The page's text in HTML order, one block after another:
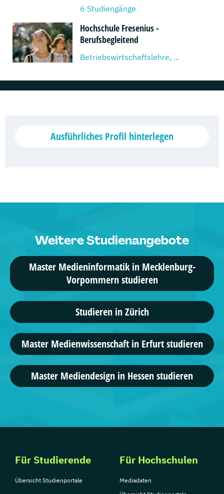
6 Studiengänge
Hochschule Fresenius -
Berufsbegleitend
Betriebswirtschaftslehre, ...
2 Studiengänge
AMD Akademie Mode & Design
Marken- & Kommunikationsdesign, ...
5 Studiengänge
SRH Fernhochschule – The Mobile
University
3 Studiengänge
AKAD University
BSc Creative Media ...
1 Studiengänge
Ausführliches Profil hinterlegen
Weitere Studienangebote
Master Medieninformatik in Mecklenburg-
Vorpommern studieren
Studieren in Zürich
Master Medienwissenschaft in Erfurt studieren
Master Mediendesign in Hessen studieren
Für Studierende
Übersicht Studienportale
Für Hochschulen
Mediadaten